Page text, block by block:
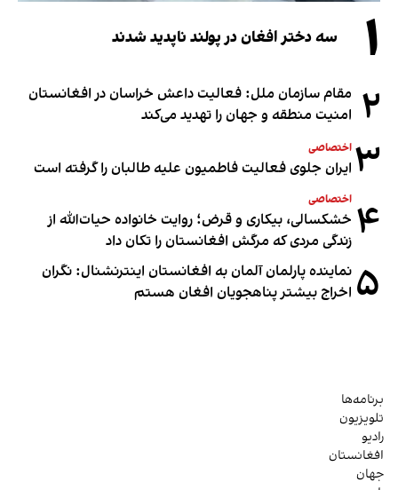
۱ سه دختر افغان در پولند ناپدید شدند
۲ مقام سازمان ملل: فعالیت داعش خراسان در افغانستان
امنیت منطقه و جهان را تهدید می‌کند
۳ اختصاصی
ایران جلوی فعالیت فاطمیون علیه طالبان را گرفته است
۴ اختصاصی
خشکسالی، بیکاری و قرض؛ روایت خانواده حیات‌الله از
زندگی مردی که مرگش افغانستان را تکان داد
۵ نماینده پارلمان آلمان به افغانستان اینترنشنال: نگران
اخراج بیشتر پناهجویان افغان هستم
برنامه‌ها
تلویزیون
رادیو
افغانستان
جهان